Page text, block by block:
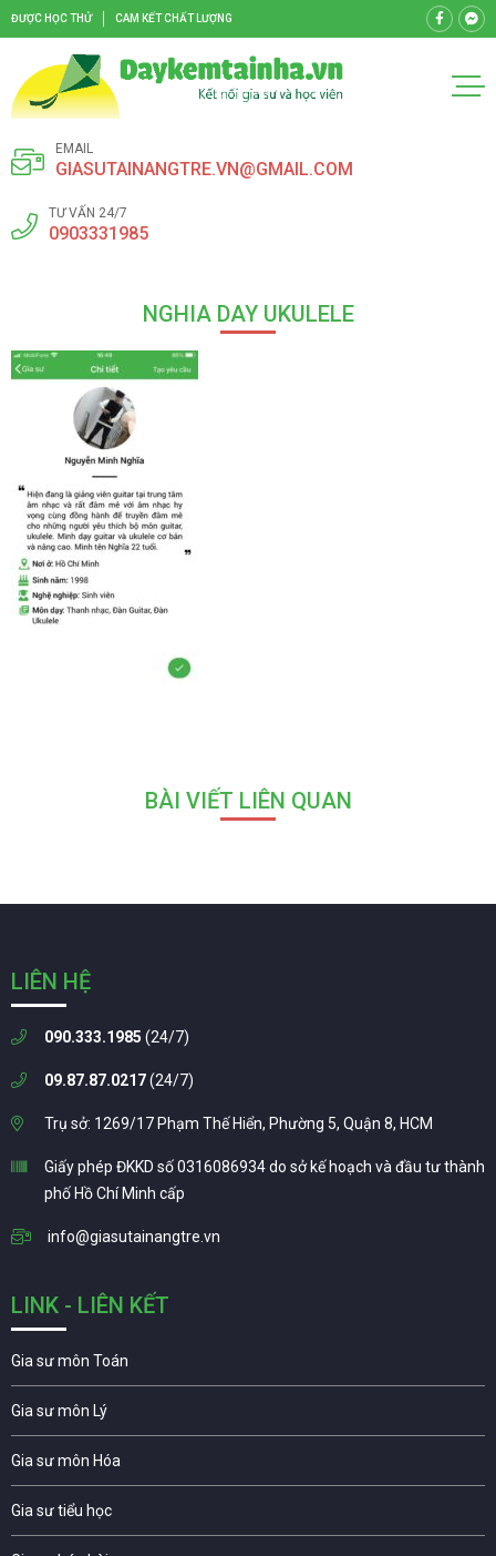
ĐƯỢC HỌC THỬ CAM KẾT CHẤT LƯỢNG
EMAIL
GIASUTAINANGTRE.VN@GMAIL.COM
TƯ VẤN 24/7
0903331985
NGHIA DAY UKULELE
BÀI VIẾT LIÊN QUAN
LIÊN HỆ
090.333.1985 (24/7)
09.87.87.0217(24/7)
Trụ sở: 1269/17 Phạm Thế Hiển, Phường 5, Quận 8, HCM
Giấy phép ĐKKD số 0316086934 do sở kế hoạch và đầu tư thành
phố Hồ Chí Minh cấp
info@giasutainangtre.vn
LINK - LIÊN KẾT
Gia sư môn Toán
Gia sư môn Lý
Gia sư môn Hóa
Gia sư tiểu học